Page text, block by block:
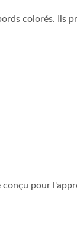
colorés. Ils
pour